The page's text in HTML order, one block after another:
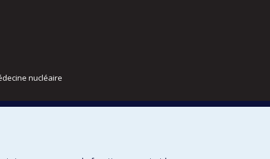
nucléaire